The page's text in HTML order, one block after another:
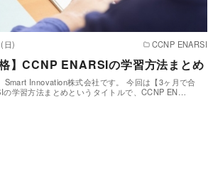
日) CCNP ENARSI
格】CCNP ENARSIの学習方法まとめ
Smart Innovation株式会社です。 今回は【3ヶ月で合
の学習方法まとめというタイトルで、CCNP EN…